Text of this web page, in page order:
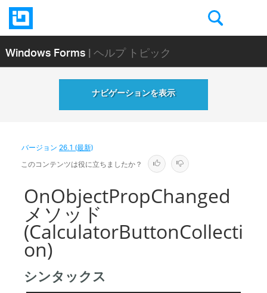
Windows Forms| ヘルプ トピック
ナビゲーションを表示
バージョン26.1 (最新)
このコンテンツは役に立ちましたか？
OnObjectPropChanged
メソッド
(CalculatorButtonCollecti
on)
シンタックス